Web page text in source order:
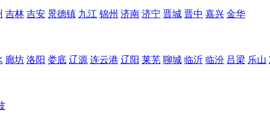
吉林 吉安 景德镇 九江 锦州 济南 济宁 晋城 晋中 嘉兴 金华
廊坊 洛阳 娄底 辽源 连云港 辽阳 莱芜 聊城 临沂 临汾 吕梁 乐山